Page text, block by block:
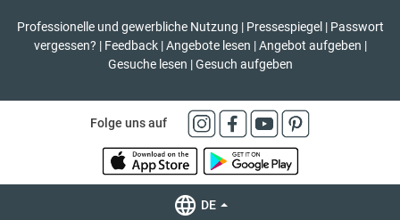
Professionelle und gewerbliche Nutzung | Pressespiegel | Passwort
vergessen? | Feedback | Angebote lesen | Angebot aufgeben |
Gesuche lesen | Gesuch aufgeben
Folge uns auf
DE